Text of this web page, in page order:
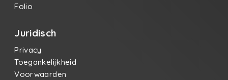
Folio
Juridisch
Privacy
Toegankelijkheid
Voorwaarden